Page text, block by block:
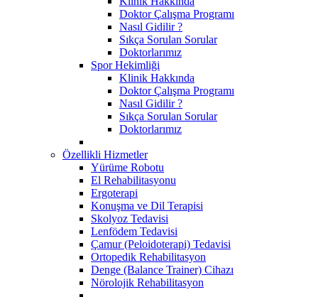
Doktor Çalışma Programı
Nasıl Gidilir ?
Sıkça Sorulan Sorular
Doktorlarımız
Spor Hekimliği
Klinik Hakkında
Doktor Çalışma Programı
Nasıl Gidilir ?
Sıkça Sorulan Sorular
Doktorlarımız
Özellikli Hizmetler
Yürüme Robotu
El Rehabilitasyonu
Ergoterapi
Konuşma ve Dil Terapisi
Skolyoz Tedavisi
Lenfödem Tedavisi
Çamur (Peloidoterapi) Tedavisi
Ortopedik Rehabilitasyon
Denge (Balance Trainer) Cihazı
Nörolojik Rehabilitasyon